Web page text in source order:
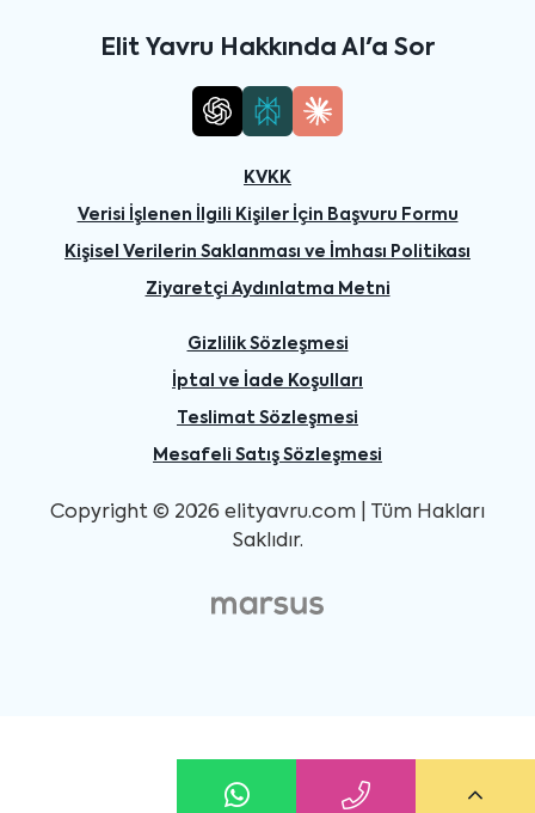
Elit Yavru Hakkında AI'a Sor
KVKK
Verisi İşlenen İlgili Kişiler İçin Başvuru Formu
Kişisel Verilerin Saklanması ve İmhası Politikası
Ziyaretçi Aydınlatma Metni
Gizlilik Sözleşmesi
İptal ve İade Koşulları
Teslimat Sözleşmesi
Mesafeli Satış Sözleşmesi
Copyright © 2026 elityavru.com | Tüm Hakları
Saklıdır.